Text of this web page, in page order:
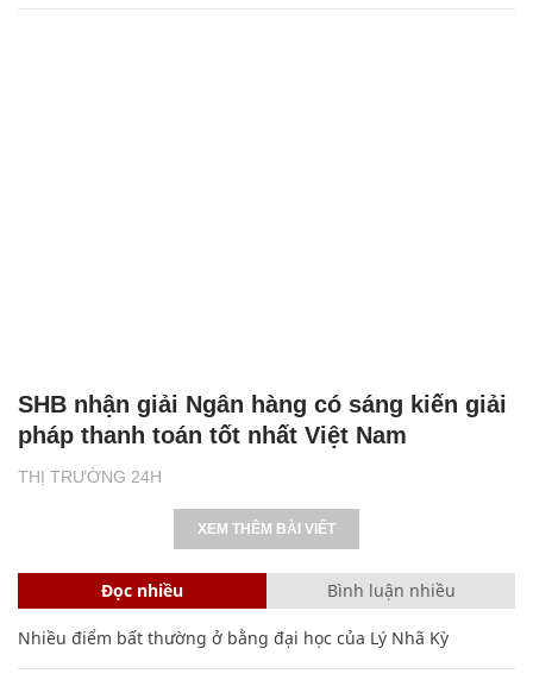
THỊ TRƯỜNG 24H
SHB nhận giải Ngân hàng có sáng kiến giải
pháp thanh toán tốt nhất Việt Nam
XEM THÊM BÀI VIẾT
Đọc nhiều Bình luận nhiều
Nhiều điểm bất thường ở bằng đại học của Lý Nhã Kỳ